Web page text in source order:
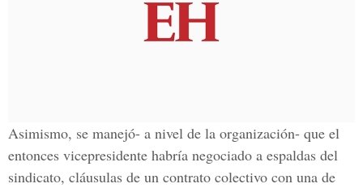
Asimismo, se manejó- a nivel de la organización- que el
entonces vicepresidente habría negociado a espaldas del
sindicato, cláusulas de un contrato colectivo con una de